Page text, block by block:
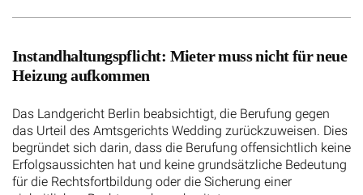
Instandhaltungspflicht: Mieter muss nicht für neue
Heizung aufkommen
Das Landgericht Berlin beabsichtigt, die Berufung gegen
das Urteil des Amtsgerichts Wedding zurückzuweisen. Dies
begründet sich darin, dass die Berufung offensichtlich keine
Erfolgsaussichten hat und keine grundsätzliche Bedeutung
für die Rechtsfortbildung oder die Sicherung einer